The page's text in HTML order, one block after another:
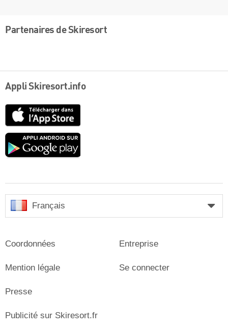
Partenaires de Skiresort
Appli Skiresort.info
Google
Français
Coordonnées
Mention légale
Presse
Entreprise
Se connecter
Publicité sur Skiresort.fr